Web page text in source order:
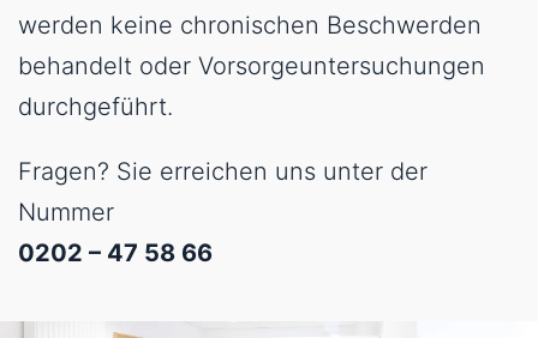
werden keine chronischen Beschwerden
behandelt oder Vorsorgeuntersuchungen
durchgeführt.
Fragen? Sie erreichen uns unter der
Nummer
0202 – 47 58 66